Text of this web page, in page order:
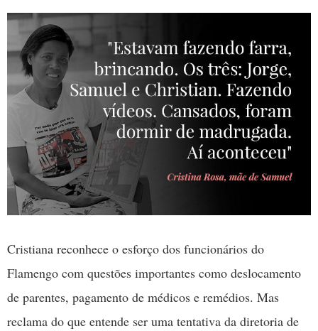
Cristiana reconhece o esforço dos funcionários do
Flamengo com questões importantes como deslocamento
de parentes, pagamento de médicos e remédios. Mas
reclama do que entende ser uma tentativa da diretoria de